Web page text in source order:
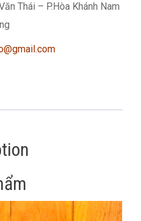
Thái – P.Hòa Khánh Nam